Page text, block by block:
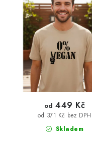
Skladem
od 371 Kč bez DPH
od 449 Kč